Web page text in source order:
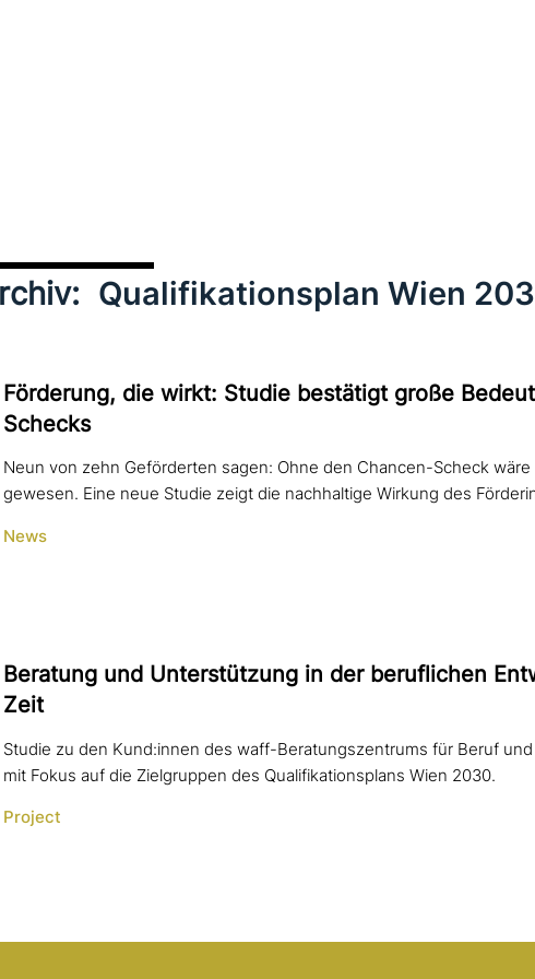
Qualifikationsplan Wien
Förderung, die wirkt: Studie bestätigt große
Schecks
Neun von zehn Geförderten sagen: Ohne den Chancen-Scheck
gewesen. Eine neue Studie zeigt die nachhaltige Wirkung des
News
Beratung und Unterstützung in der beruf­li­chen
Zeit
Studie zu den Kund:innen des waff-Beratungszentrums für Beruf
mit Fokus auf die Zielgruppen des Qualifikationsplans Wien 2030.
Project